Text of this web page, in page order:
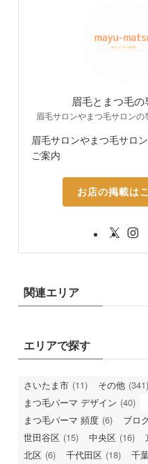
眉毛とまつ毛
眉毛サロンやまつ毛サロンの
眉毛サロンやまつ毛サロ
ご案内
お店の掲載は
関連エリア
エリアで探す
さいたま市 (11) その他 (341)
まつ毛パーマ デザイン (40)
まつ毛パーマ 頻度 (6) ブロ
世田谷区 (15) 中央区 (16)
北区 (6) 千代田区 (18) 千